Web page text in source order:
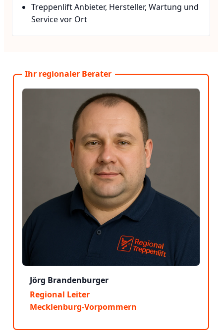
Treppenlift Anbieter, Hersteller, Wartung und
Service vor Ort
Ihr regionaler Berater
Jörg Brandenburger
Regional Leiter
Mecklenburg-Vorpommern